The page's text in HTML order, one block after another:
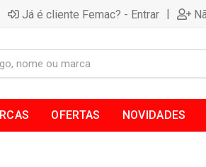
Já é cliente Femac? - Entrar |
OFERTAS NOVIDADES